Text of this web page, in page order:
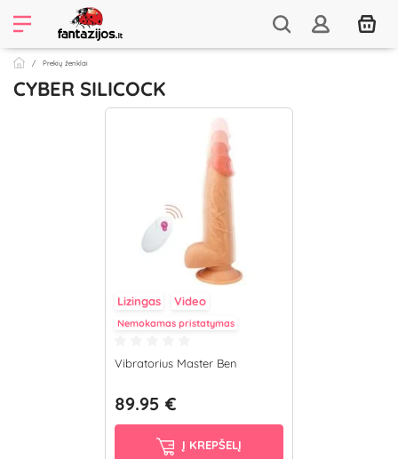
Prekių ženklai
CYBER SILICOCK
Lizingas Video
Nemokamas pristatymas
Vibratorius Master Ben
89.95 €
Į KREPŠELĮ